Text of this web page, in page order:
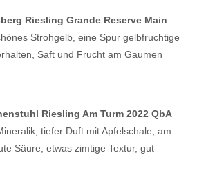
Riesling Grande Reserve Main
Strohgelb, eine Spur gelbfruchtige
Saft und Frucht am Gaumen
Riesling Am Turm 2022 QbA
tiefer Duft mit Apfelschale, am
Säure, etwas zimtige Textur, gut